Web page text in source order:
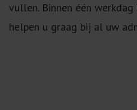
vullen. Binnen één
helpen u graag bij al uw